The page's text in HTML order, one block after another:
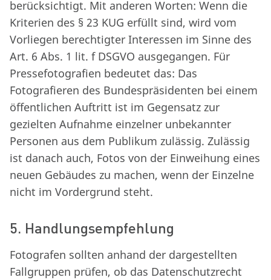
berücksichtigt. Mit anderen Worten: Wenn die
Kriterien des § 23 KUG erfüllt sind, wird vom
Vorliegen berechtigter Interessen im Sinne des
Art. 6 Abs. 1 lit. f DSGVO ausgegangen. Für
Pressefotografien bedeutet das: Das
Fotografieren des Bundespräsidenten bei einem
öffentlichen Auftritt ist im Gegensatz zur
gezielten Aufnahme einzelner unbekannter
Personen aus dem Publikum zulässig. Zulässig
ist danach auch, Fotos von der Einweihung eines
neuen Gebäudes zu machen, wenn der Einzelne
nicht im Vordergrund steht.
5. Handlungsempfehlung
Fotografen sollten anhand der dargestellten
Fallgruppen prüfen, ob das Datenschutzrecht